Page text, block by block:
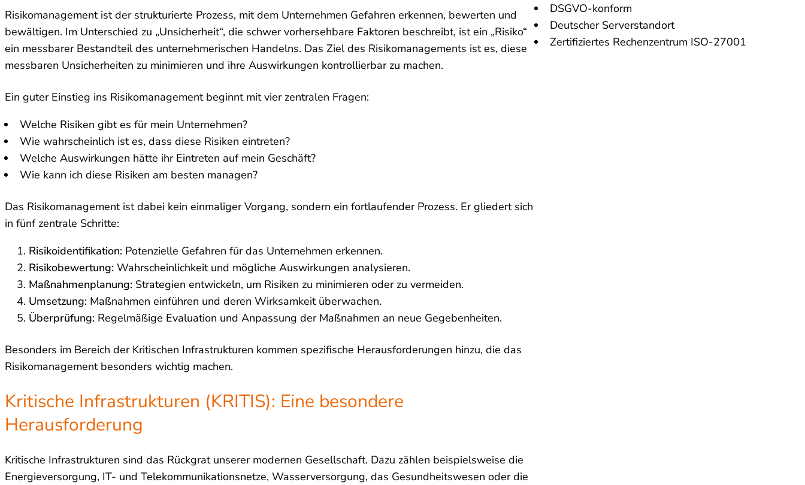
Risikomanagement ist der strukturierte Prozess, mit dem Unternehmen Gefahren erkennen, bewerten und
bewältigen. Im Unterschied zu „Unsicherheit“, die schwer vorhersehbare Faktoren beschreibt, ist ein „Risiko“
ein messbarer Bestandteil des unternehmerischen Handelns. Das Ziel des Risikomanagements ist es, diese
messbaren Unsicherheiten zu minimieren und ihre Auswirkungen kontrollierbar zu machen.
Ein guter Einstieg ins Risikomanagement beginnt mit vier zentralen Fragen:
Welche Risiken gibt es für mein Unternehmen?
Wie wahrscheinlich ist es, dass diese Risiken eintreten?
Welche Auswirkungen hätte ihr Eintreten auf mein Geschäft?
Wie kann ich diese Risiken am besten managen?
Das Risikomanagement ist dabei kein einmaliger Vorgang, sondern ein fortlaufender Prozess. Er gliedert sich
in fünf zentrale Schritte:
Risikoidentifikation: Potenzielle Gefahren für das Unternehmen erkennen.
Risikobewertung: Wahrscheinlichkeit und mögliche Auswirkungen analysieren.
Maßnahmenplanung: Strategien entwickeln, um Risiken zu minimieren oder zu vermeiden.
Umsetzung: Maßnahmen einführen und deren Wirksamkeit überwachen.
Überprüfung: Regelmäßige Evaluation und Anpassung der Maßnahmen an neue Gegebenheiten.
Besonders im Bereich der Kritischen Infrastrukturen kommen spezifische Herausforderungen hinzu, die das
Risikomanagement besonders wichtig machen.
Kritische Infrastrukturen (KRITIS): Eine besondere
Herausforderung
Kritische Infrastrukturen sind das Rückgrat unserer modernen Gesellschaft. Dazu zählen beispielsweise die
Energieversorgung, IT- und Telekommunikationsnetze, Wasserversorgung, das Gesundheitswesen oder die
DSGVO-konform
Deutscher Serverstandort
Zertifiziertes Rechenzentrum ISO-27001